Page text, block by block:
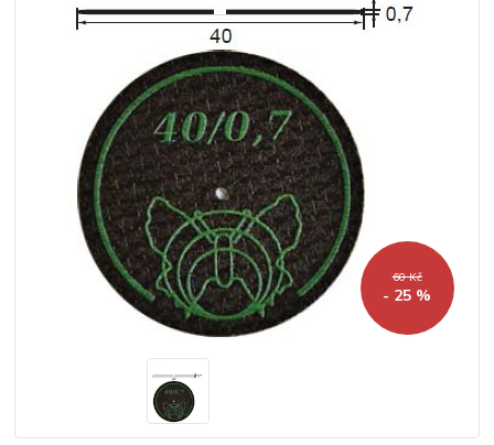
60 Kč
- 25 %